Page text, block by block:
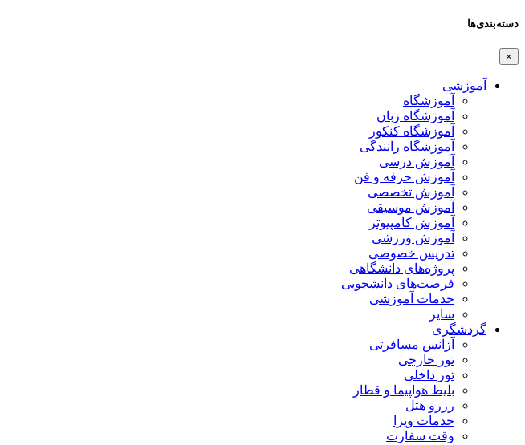
دسته‌بندی‌ها
×
آموزشی
آموزشگاه
آموزشگاه زبان
آموزشگاه کنکور
آموزشگاه رانندگی
آموزش درسی
آموزش حرفه و فن
آموزش تخصصی
آموزش موسیقی
آموزش کامپیوتر
آموزش ورزشی
تدریس خصوصی
پروژه‌های دانشگاهی
فرصت‌های دانشجویی
خدمات آموزشی
سایر
گردشگری
آژانس مسافرتی
تور خارجی
تور داخلی
بلیط هواپیما و قطار
رزرو هتل
خدمات ویزا
وقت سفارت